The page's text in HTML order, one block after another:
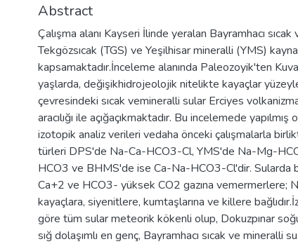
Abstract
Çalışma alanı Kayseri İlinde yeralan Bayramhacı
Tekgözsıcak (TGS) ve Yeşilhisar mineralli (YMS)
kapsamaktadır.İnceleme alanında Paleozoyik'ten
yaşlarda, değişikhidrojeolojik nitelikte kayaçlar
çevresindeki sıcak vemineralli sular Erciyes
aracılığı ile açığaçıkmaktadır. Bu incelemede
izotopik analiz verileri vedaha önceki çalışmalarla
türleri DPS'de Na-Ca-HCO3-Cl, YMS'de Na-Mg-
HCO3 ve BHMS'de ise Ca-Na-HCO3-Cl'dir. Sularda
Ca+2 ve HCO3- yüksek CO2 gazına vemermerlere;
kayaçlara, siyenitlere, kumtaşlarına ve killere
göre tüm sular meteorik kökenli olup, Dokuzpınar
sığ dolaşımlı en genç, Bayramhacı sıcak ve mineralli